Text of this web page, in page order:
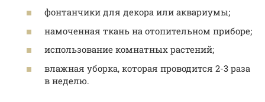
фонтанчики для декора или аквариумы;
намоченная ткань на отопительном приборе;
использование комнатных растений;
влажная уборка, которая проводится 2-3 раза
в неделю.